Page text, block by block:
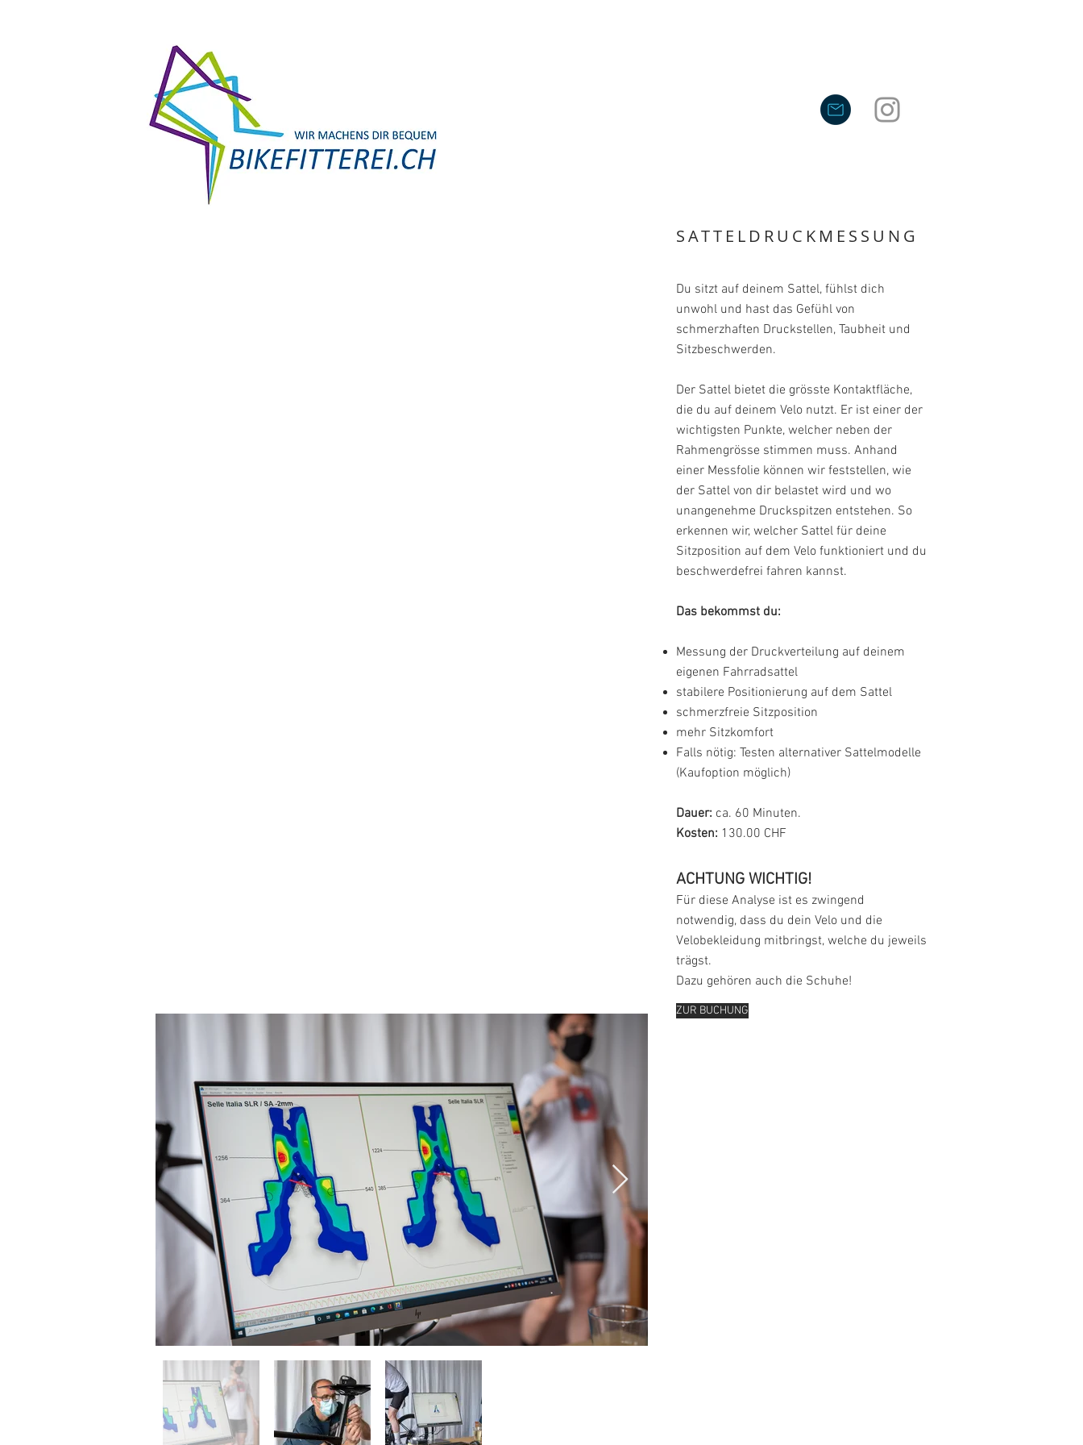
SATTELDRUCKMESSUNG
Du sitzt auf deinem Sattel, fühlst dich
unwohl und hast das Gefühl von
schmerzhaften Druckstellen, Taubheit und
Sitzbeschwerden.
Der Sattel bietet die grösste Kontaktfläche,
die du auf deinem Velo nutzt. Er ist einer der
wichtigsten Punkte, welcher neben der
Rahmengrösse stimmen muss. Anhand
einer Messfolie können wir feststellen, wie
der Sattel von dir belastet wird und wo
unangenehme Druckspitzen entstehen. So
erkennen wir, welcher Sattel für deine
Sitzposition auf dem Velo funktioniert und du
beschwerdefrei fahren kannst.
Das bekommst du:
Messung der Druckverteilung auf deinem
eigenen Fahrradsattel
stabilere Positionierung auf dem Sattel
schmerzfreie Sitzposition
mehr Sitzkomfort
Falls nötig: Testen alternativer Sattelmodelle
(Kaufoption möglich)
Dauer: ca. 60 Minuten.
Kosten: 130.00 CHF
ACHTUNG WICHTIG!
Für diese Analyse ist es zwingend
notwendig, dass du dein Velo und die
Velobekleidung mitbringst, welche du jeweils
trägst.
Dazu gehören auch die Schuhe!
ZUR BUCHUNG